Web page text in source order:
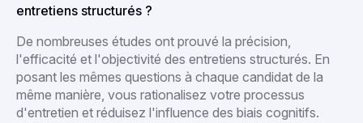
entretiens structurés ?
De nombreuses études ont prouvé la précision,
l'efficacité et l'objectivité des entretiens structurés. En
posant les mêmes questions à chaque candidat de la
même manière, vous rationalisez votre processus
d'entretien et réduisez l'influence des biais cognitifs.